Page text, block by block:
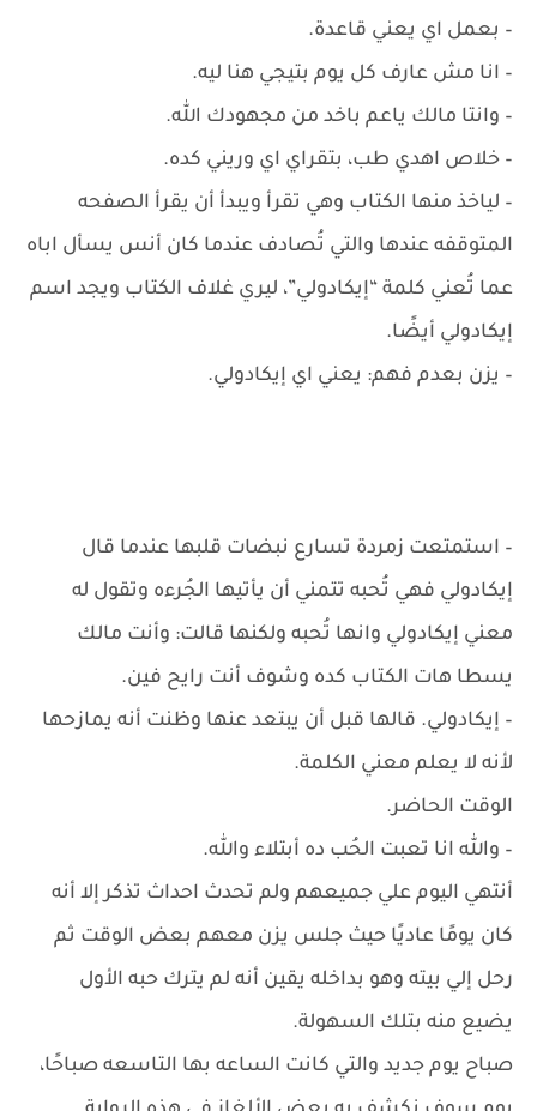
– ‏بعمل اي يعني قاعدة.
– ‏انا مش عارف كل يوم بتيجي هنا ليه.
– ‏وانتا مالك ياعم باخد من مجهودك الله.
– ‏خلاص اهدي طب، بتقراي اي وريني كده.
– ‏لياخذ منها الكتاب وهي تقرأ ويبدأ أن يقرأ الصفحه
المتوقفه عندها والتي تُصادف عندما كان أنس يسأل اباه
عما تُعني كلمة “إيكادولي”، ليري غلاف الكتاب ويجد اسم
إيكادولي أيضًا.
– ‏يزن بعدم فهم: يعني اي إيكادولي.
– ‏استمتعت زمردة تسارع نبضات قلبها عندما قال
إيكادولي فهي تُحبه تتمني أن يأتيها الجُرءه وتقول له
معني إيكادولي وانها تُحبه ولكنها قالت: وأنت مالك
يسطا هات الكتاب كده وشوف أنت رايح فين.
– ‏إيكادولي. قالها قبل أن يبتعد عنها وظنت أنه يمازحها
لأنه لا يعلم معني الكلمة.
الوقت الحاضر.
– والله انا تعبت الحُب ده أبتلاء والله.
أنتهي اليوم علي جميعهم ولم تحدث احداث تذكر إلا أنه
كان يومًا عاديًا حيث جلس يزن معهم بعض الوقت ثم
رحل إلي بيته وهو بداخله يقين أنه لم يترك حبه الأول
يضيع منه بتلك السهولة.
صباح يوم جديد والتي كانت الساعه بها التاسعه صباحًا،